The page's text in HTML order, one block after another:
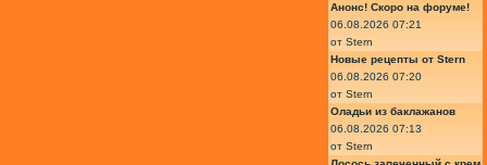
Анонс! Скоро на форуме!
06.08.2026 07:21
от Stern
Новые рецепты от Stern
06.08.2026 07:20
от Stern
Оладьи из баклажанов
06.08.2026 07:13
от Stern